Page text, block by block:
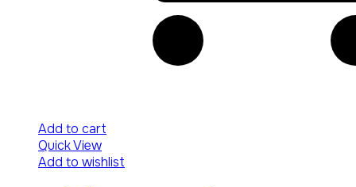
Add to cart
Quick View
Add to wishlist